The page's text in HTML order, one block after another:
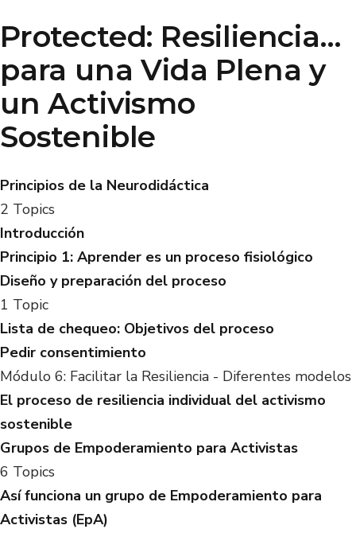
Protected: Resiliencia…
para una Vida Plena y
un Activismo
Sostenible
Principios de la Neurodidáctica
2 Topics
Introducción
Principio 1: Aprender es un proceso fisiológico
Diseño y preparación del proceso
1 Topic
Lista de chequeo: Objetivos del proceso
Pedir consentimiento
Módulo 6: Facilitar la Resiliencia - Diferentes modelos
El proceso de resiliencia individual del activismo
sostenible
Grupos de Empoderamiento para Activistas
6 Topics
Así funciona un grupo de Empoderamiento para
Activistas (EpA)